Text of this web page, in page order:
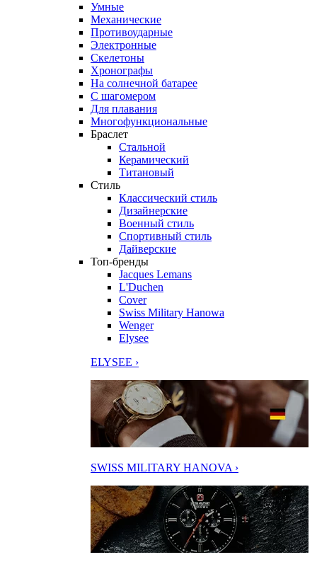
Умные
Механические
Противоударные
Электронные
Скелетоны
Хронографы
На солнечной батарее
С шагомером
Для плавания
Многофункциональные
Браслет
Стальной
Керамический
Титановый
Стиль
Классический стиль
Дизайнерские
Военный стиль
Спортивный стиль
Дайверские
Топ-бренды
Jacques Lemans
L'Duchen
Cover
Swiss Military Hanowa
Wenger
Elysee
ELYSEE ›
SWISS MILITARY HANOVA ›